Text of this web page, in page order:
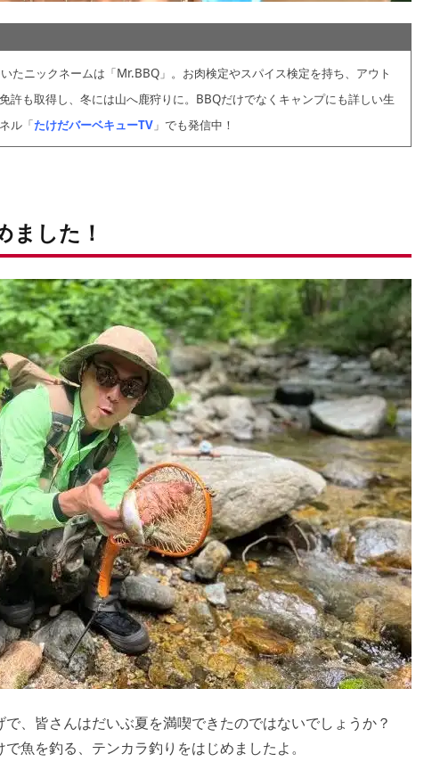
たニックネームは「Mr.BBQ」。お肉検定やスパイス検定を持ち、アウト
許も取得し、冬には山へ鹿狩りに。BBQだけでなくキャンプにも詳しい生
ル「たけだバーベキューTV」でも発信中！
ました！
、皆さんはだいぶ夏を満喫できたのではないでしょうか？
魚を釣る、テンカラ釣りをはじめましたよ。